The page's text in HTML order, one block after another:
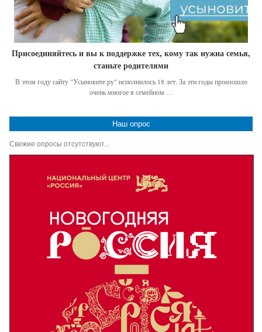
Присоединяйтесь и вы к поддержке тех, кому так нужна семья,
станьте родителями
В этом году сайту "Усыновите.ру" исполнилось 18 лет. За эти годы произошло
очень многое в семейном …
Наш опрос
Свежие опросы отсутствуют...